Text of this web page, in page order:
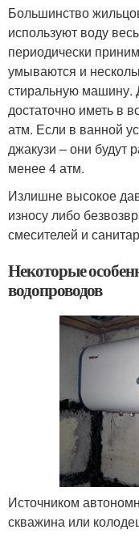
Большинство
используют воду
периодически
умываются и
стиральную машину.
достаточно иметь в
атм. Если в ванной
джакузи – они будут
менее 4 атм.
Излишне высокое
износу либо
смесителей и
Некоторые
водопроводов
Источником
скважина или